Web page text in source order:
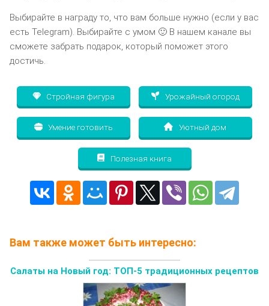
Выбирайте в награду то, что вам больше нужно (если у вас
есть Telegram). Выбирайте с умом 🙂 В нашем канале вы
сможете забрать подарок, который поможет этого
достичь.
Стройная фигура Урожайный огород
Умение готовить Уютный дом
Полезная книга
Вам также может быть интересно:
Салаты на Новый год: ТОП-5 традиционных рецептов